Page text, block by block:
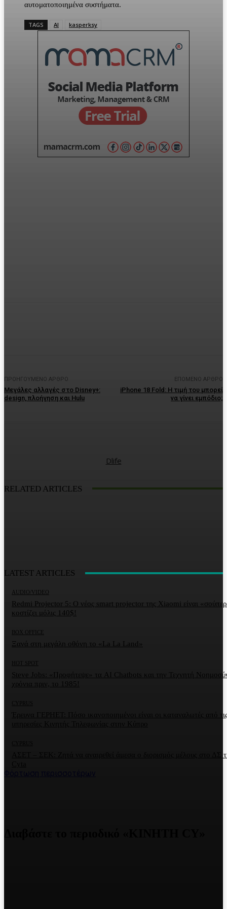
αυτοματοποιημένα συστήματα.
TAGS AI kasperksy
ΠΡΟΗΓΟΎΜΕΝΟ ΆΡΘΡΟ
Μεγάλες αλλαγές στο Disney+:
design, πλοήγηση και Hulu
ΕΠΌΜΕΝΟ ΆΡΘΡΟ
iPhone 18 Fold: Η τιμή του μπορεί
να γίνει εμπόδιο;
Dlife
RELATED ARTICLES
LATEST ARTICLES
AUDIO/VIDEO
Redmi Projector 5: Ο νέος smart projector της Xiaomi είναι
κοστίζει μόλις 140$!
BOX OFFICE
Ξανά στη μεγάλη οθόνη το «La La Land»
HOT SPOT
Steve Jobs: «Προφήτεψε» τα AI Chatbots και την Τεχνητή
χρόνια πριν, το 1985!
CYPRUS
Έρευνα ΓΕΡΗΕΤ: Πόσο ικανοποιημένοι είναι οι καταναλωτές από
ΑΣΕΤ – ΣΕΚ: Ζητά να αναιρεθεί άμεσα ο διορισμός μέλους στο ΔΣ